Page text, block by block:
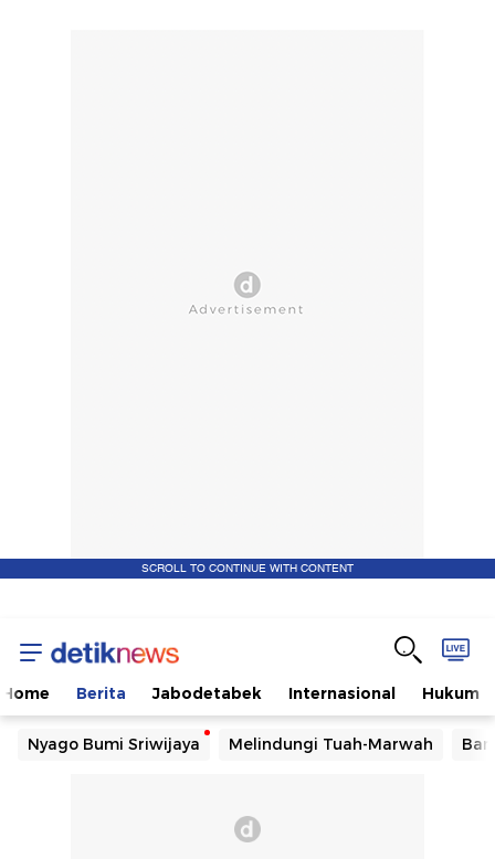
SCROLL TO CONTINUE WITH CONTENT
Home Berita Jabodetabek Internasional Hukum
Nyago Bumi Sriwijaya Melindungi Tuah-Marwah